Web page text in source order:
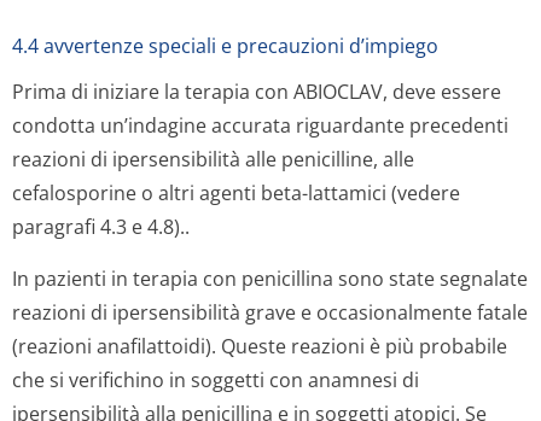
4.4 avvertenze speciali e precauzioni d’impiego
Prima di iniziare la terapia con ABIOCLAV, deve essere
condotta un’indagine accurata riguardante precedenti
reazioni di ipersensibilità alle penicilline, alle
cefalosporine o altri agenti beta-lattamici (vedere
paragrafi 4.3 e 4.8)..
In pazienti in terapia con penicillina sono state segnalate
reazioni di ipersensibilità grave e occasionalmente fatale
(reazioni anafilattoidi). Queste reazioni è più probabile
che si verifichino in soggetti con anamnesi di
ipersensibilità alla penicillina e in soggetti atopici. Se